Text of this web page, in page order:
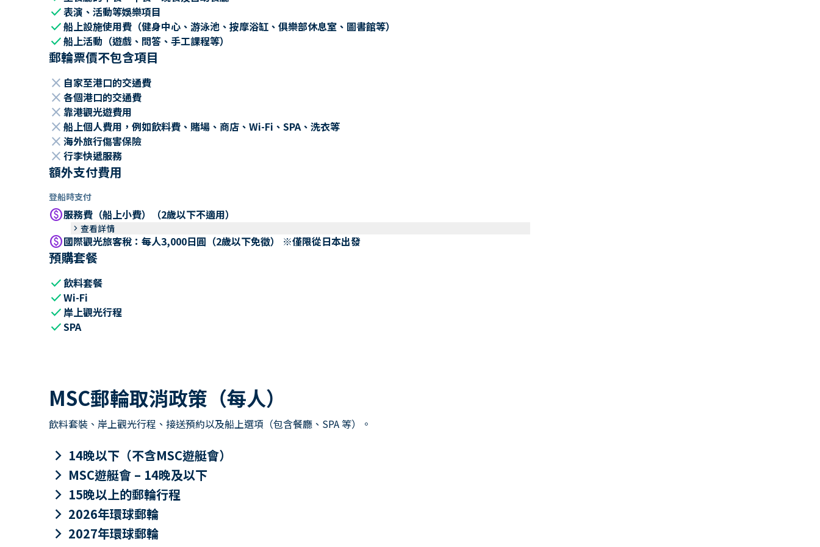
check表演、活動等娛樂項目
check船上設施使用費（健身中心、游泳池、按摩浴缸、俱樂部休息室、圖書館等）
check船上活動（遊戲、問答、手工課程等）
郵輪票價不包含項目
close 自家至港口的交通費
close 各個港口的交通費
close 靠港觀光遊費用
close 船上個人費用，例如飲料費、賭場、商店、Wi-Fi、SPA、洗衣等
close 海外旅行傷害保險
close 行李快遞服務
額外支付費用
登船時支付
paid服務費（船上小費）（2歲以下不適用）
keyboard_arrow_right 查看詳情
paid國際觀光旅客稅：每人3,000日圓（2歲以下免徵） ※僅限從日本出發
預購套餐
check飲料套餐
checkWi-Fi
check 岸上觀光行程
checkSPA
MSC郵輪取消政策（每人）
飲料套裝、岸上觀光行程、接送預約以及船上選項（包含餐廳、SPA 等）。
keyboard_arrow_right 14晚以下（不含MSC遊艇會）
keyboard_arrow_right MSC遊艇會 – 14晚及以下
keyboard_arrow_right 15晚以上的郵輪行程
keyboard_arrow_right 2026年環球郵輪
keyboard_arrow_right 2027年環球郵輪